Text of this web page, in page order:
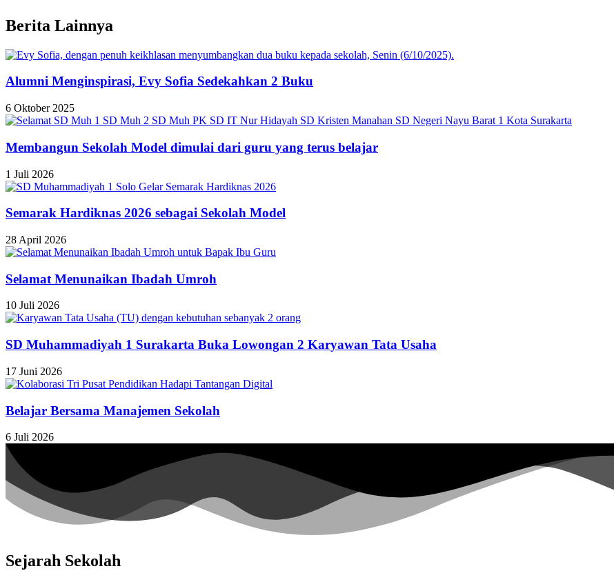
Berita Lainnya
Alumni Menginspirasi, Evy Sofia Sedekahkan 2 Buku
6 Oktober 2025
Membangun Sekolah Model dimulai dari guru yang terus belajar
1 Juli 2026
Semarak Hardiknas 2026 sebagai Sekolah Model
28 April 2026
Selamat Menunaikan Ibadah Umroh
10 Juli 2026
SD Muhammadiyah 1 Surakarta Buka Lowongan 2 Karyawan Tata Usaha
17 Juni 2026
Belajar Bersama Manajemen Sekolah
6 Juli 2026
Sejarah Sekolah